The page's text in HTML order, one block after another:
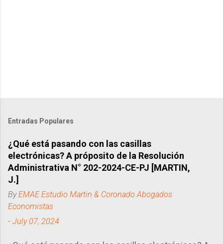
Entradas Populares
¿Qué está pasando con las casillas
electrónicas? A próposito de la Resolución
Administrativa N° 202-2024-CE-PJ [MARTIN,
J.]
ByEMAE Estudio Martin & Coronado Abogados
Economistas
- July 07, 2024